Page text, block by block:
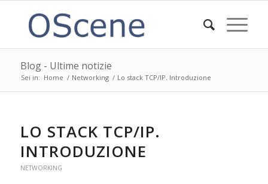
Blog - Ultime notizie
Sei in: Home / Networking / Lo stack TCP/IP. Introduzione
LO STACK TCP/IP.
INTRODUZIONE
NETWORKING